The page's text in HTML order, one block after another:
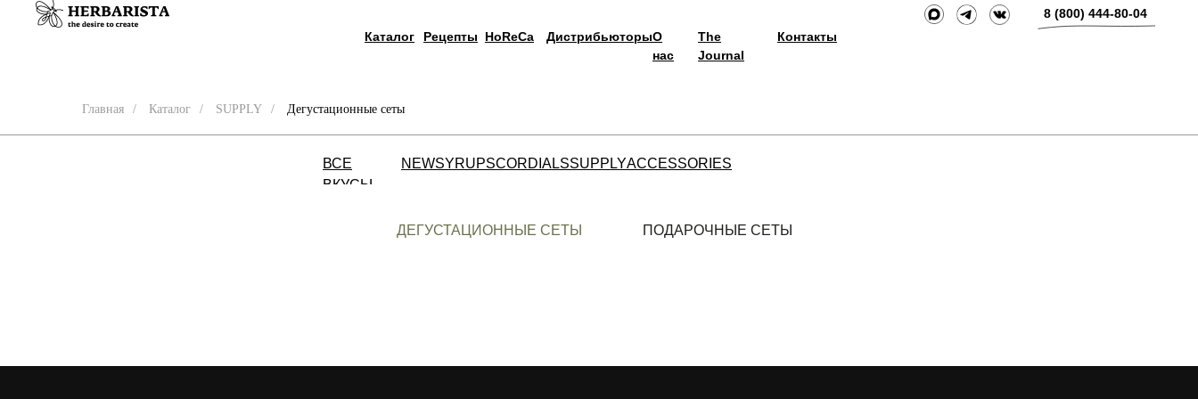
Контакты
The
Journal
О
нас
Дистрибьюторы
HoReCa
Рецепты
Каталог
8 (800) 444-80-04
Главная / Каталог / SUPPLY / Дегустационные сеты
ВСЕ
ВКУСЫ
NEWSYRUPSCORDIALSSUPPLYACCESSORIES
ДЕГУСТАЦИОННЫЕ СЕТЫ ПОДАРОЧНЫЕ СЕТЫ